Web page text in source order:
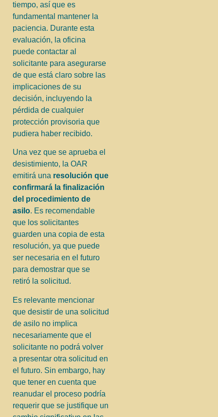
tiempo, así que es
fundamental mantener la
paciencia. Durante esta
evaluación, la oficina
puede contactar al
solicitante para asegurarse
de que está claro sobre las
implicaciones de su
decisión, incluyendo la
pérdida de cualquier
protección provisoria que
pudiera haber recibido.
Una vez que se aprueba el
desistimiento, la OAR
emitirá una resolución que
confirmará la finalización
del procedimiento de
asilo. Es recomendable
que los solicitantes
guarden una copia de esta
resolución, ya que puede
ser necesaria en el futuro
para demostrar que se
retiró la solicitud.
Es relevante mencionar
que desistir de una solicitud
de asilo no implica
necesariamente que el
solicitante no podrá volver
a presentar otra solicitud en
el futuro. Sin embargo, hay
que tener en cuenta que
reanudar el proceso podría
requerir que se justifique un